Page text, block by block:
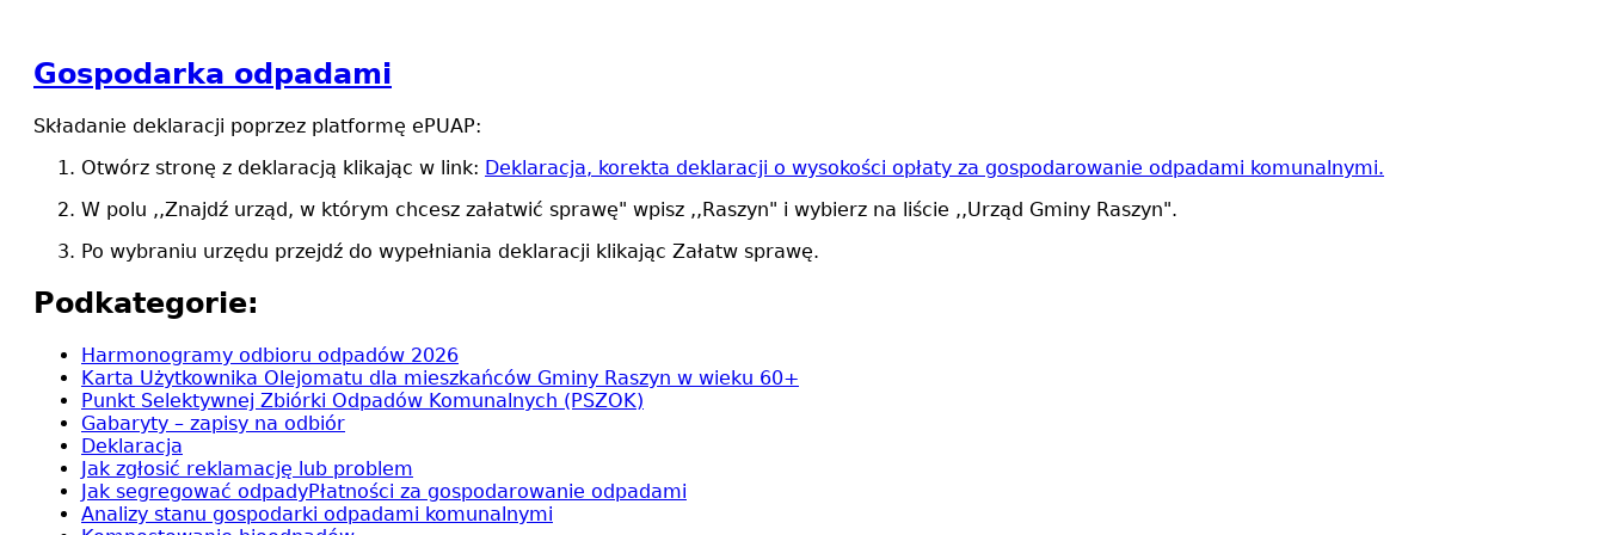
Gospodarka odpadami
Składanie deklaracji poprzez platformę ePUAP:
Otwórz stronę z deklaracją klikając w link: Deklaracja, korekta deklaracji o wysokości opłaty za gospodarowanie odpadami komunalnymi.
W polu ,,Znajdź urząd, w którym chcesz załatwić sprawę" wpisz ,,Raszyn" i wybierz na liście ,,Urząd Gminy Raszyn".
Po wybraniu urzędu przejdź do wypełniania deklaracji klikając Załatw sprawę.
Podkategorie:
Harmonogramy odbioru odpadów 2026
Karta Użytkownika Olejomatu dla mieszkańców Gminy Raszyn w wieku 60+
Punkt Selektywnej Zbiórki Odpadów Komunalnych (PSZOK)
Gabaryty – zapisy na odbiór
Deklaracja
Jak zgłosić reklamację lub problem
Jak segregować odpadyPłatności za gospodarowanie odpadami
Analizy stanu gospodarki odpadami komunalnymi